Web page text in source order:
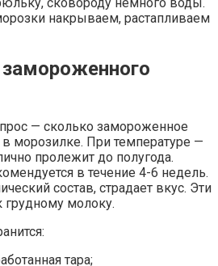
накрываем, растапливаем
— сколько замороженное
морозилке. При температуре —
пролежит до полугода.
в течение 4-6 недель.
состав, страдает вкус. Эти
грудному молоку.
тара;